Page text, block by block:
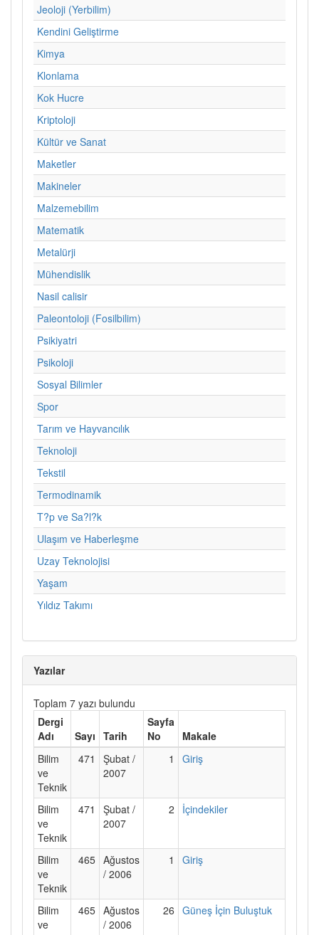
Jeoloji (Yerbilim)
Kendini Geliştirme
Kimya
Klonlama
Kok Hucre
Kriptoloji
Kültür ve Sanat
Maketler
Makineler
Malzemebilim
Matematik
Metalürji
Mühendislik
Nasil calisir
Paleontoloji (Fosilbilim)
Psikiyatri
Psikoloji
Sosyal Bilimler
Spor
Tarım ve Hayvancılık
Teknoloji
Tekstil
Termodinamik
T?p ve Sa?l?k
Ulaşım ve Haberleşme
Uzay Teknolojisi
Yaşam
Yıldız Takımı
Yazılar
Toplam 7 yazı bulundu
Dergi
Adı
Sayı Tarih
Sayfa
No
Makale
Bilim
ve
Teknik
471
Şubat /
2007
1 Giriş
Bilim
ve
Teknik
471
Şubat /
2007
2 İçindekiler
Bilim
ve
Teknik
465 Ağustos
/ 2006
1 Giriş
Bilim
ve
465 Ağustos
/ 2006
26 Güneş İçin Buluştuk